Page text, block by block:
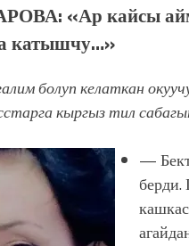
«Ар кайсы
катышчу…»
болуп келаткан
кыргыз тил
—